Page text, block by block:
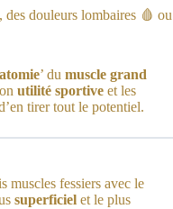
des douleurs lombaires 🩸 ou
’ du muscle grand
utilité sportive et les
tirer tout le potentiel.
muscles fessiers avec le
superficiel et le plus